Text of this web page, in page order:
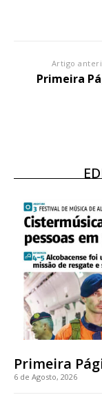
Artigo
Primeira
Primeira
6 de Agosto, 2026